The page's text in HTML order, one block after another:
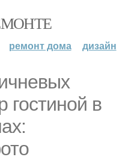
ремонт дома дизайн
гостиной в